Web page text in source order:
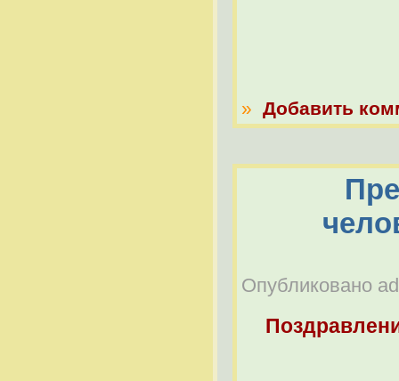
» Добавить
Опубликовано